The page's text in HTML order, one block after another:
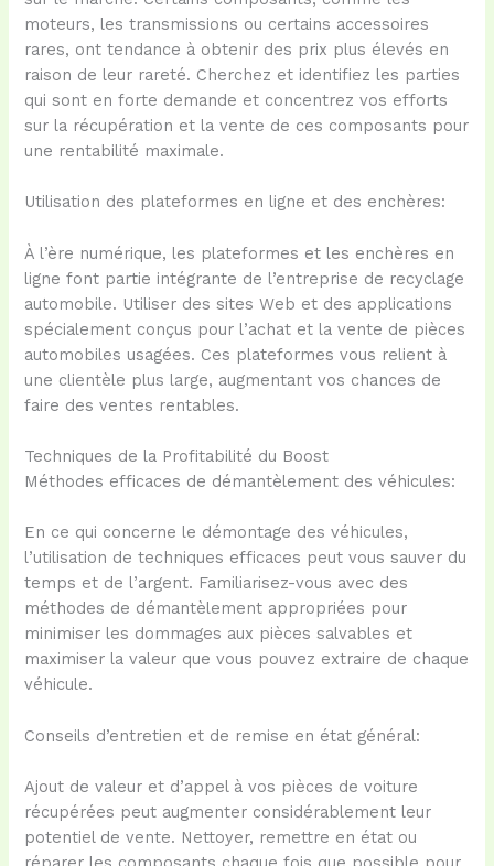
moteurs, les transmissions ou certains accessoires
rares, ont tendance à obtenir des prix plus élevés en
raison de leur rareté. Cherchez et identifiez les parties
qui sont en forte demande et concentrez vos efforts
sur la récupération et la vente de ces composants pour
une rentabilité maximale.
Utilisation des plateformes en ligne et des enchères:
À l’ère numérique, les plateformes et les enchères en
ligne font partie intégrante de l’entreprise de recyclage
automobile. Utiliser des sites Web et des applications
spécialement conçus pour l’achat et la vente de pièces
automobiles usagées. Ces plateformes vous relient à
une clientèle plus large, augmentant vos chances de
faire des ventes rentables.
Techniques de la Profitabilité du Boost
Méthodes efficaces de démantèlement des véhicules:
En ce qui concerne le démontage des véhicules,
l’utilisation de techniques efficaces peut vous sauver du
temps et de l’argent. Familiarisez-vous avec des
méthodes de démantèlement appropriées pour
minimiser les dommages aux pièces salvables et
maximiser la valeur que vous pouvez extraire de chaque
véhicule.
Conseils d’entretien et de remise en état général:
Ajout de valeur et d’appel à vos pièces de voiture
récupérées peut augmenter considérablement leur
potentiel de vente. Nettoyer, remettre en état ou